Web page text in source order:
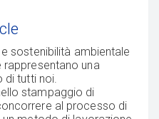
sostenibilità ambientale
rappresentano una
di tutti noi.
stampaggio di
al processo di